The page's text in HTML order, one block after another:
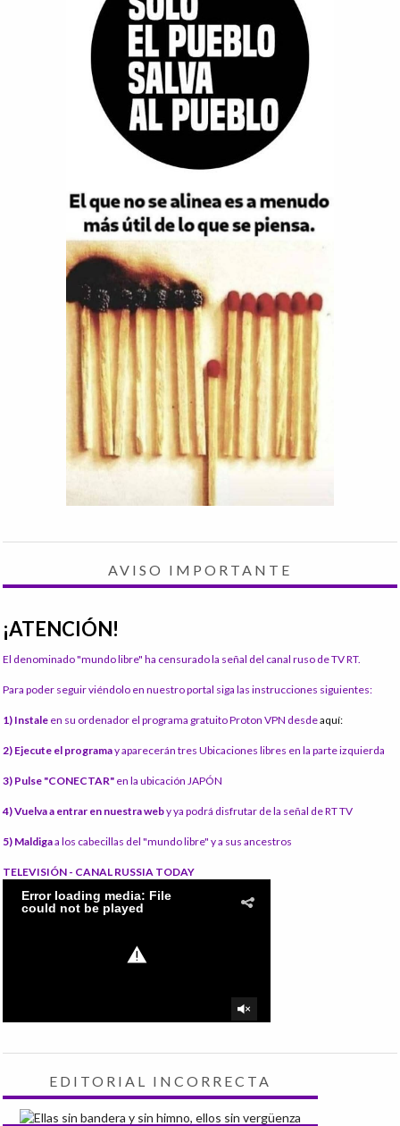
AVISO IMPORTANTE
¡ATENCIÓN!
El denominado "mundo libre" ha censurado la señal del canal ruso de TV RT.
Para poder seguir viéndolo en nuestro portal siga las instrucciones siguientes:
1) Instale en su ordenador el programa gratuito Proton VPN desdeaquí:
2) Ejecute el programay aparecerán tres Ubicaciones libres en la parte izquierda
3) Pulse "CONECTAR" en la ubicación JAPÓN
4) Vuelva a entrar en nuestra weby ya podrá disfrutar de la señal de RT TV
5) Maldigaa los cabecillas del "mundo libre" y a sus ancestros
TELEVISIÓN - CANAL RUSSIA TODAY
EDITORIAL INCORRECTA